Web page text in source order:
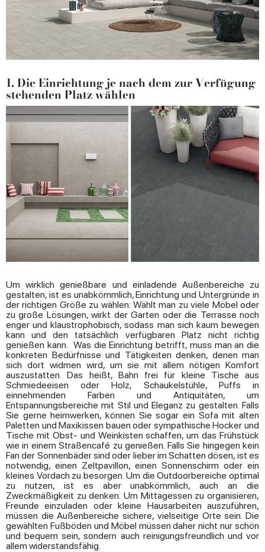
1. Die Einrichtung je nach dem zur Verfügung
stehenden Platz wählen
Um wirklich genießbare und einladende Außenbereiche zu
gestalten, ist es unabkömmlich, Einrichtung und Untergründe in
der richtigen Größe zu wählen: Wählt man zu viele Möbel oder
zu große Lösungen, wirkt der Garten oder die Terrasse noch
enger und klaustrophobisch, sodass man sich kaum bewegen
kann und den tatsächlich verfügbaren Platz nicht richtig
genießen kann. Was die Einrichtung betrifft, muss man an die
konkreten Bedürfnisse und Tätigkeiten denken, denen man
sich dort widmen wird, um sie mit allem nötigen Komfort
auszustatten. Das heißt, Bahn frei für kleine Tische aus
Schmiedeeisen oder Holz, Schaukelstühle, Puffs in
einnehmenden Farben und Antiquitäten, um
Entspannungsbereiche mit Stil und Eleganz zu gestalten. Falls
Sie gerne heimwerken, können Sie sogar ein Sofa mit alten
Paletten und Maxikissen bauen oder sympathische Hocker und
Tische mit Obst- und Weinkisten schaffen, um das Frühstück
wie in einem Straßencafé zu genießen. Falls Sie hingegen kein
Fan der Sonnenbäder sind oder lieber im Schatten dösen, ist es
notwendig, einen Zeltpavillon, einen Sonnenschirm oder ein
kleines Vordach zu besorgen. Um die Outdoorbereiche optimal
zu nutzen, ist es aber unabkömmlich, auch an die
Zweckmäßigkeit zu denken: Um Mittagessen zu organisieren,
Freunde einzuladen oder kleine Hausarbeiten auszuführen,
müssen die Außenbereiche sichere, vielseitige Orte sein. Die
gewählten Fußböden und Möbel müssen daher nicht nur schön
und bequem sein, sondern auch reinigungsfreundlich und vor
allem widerstandsfähig.